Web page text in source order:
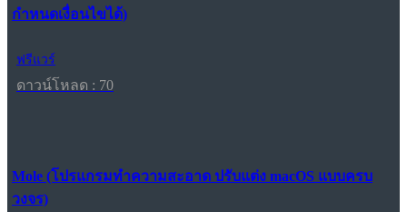
กำหนดเงื่อนไขได้)
ฟรีแวร์
ดาวน์โหลด : 70
Mole (โปรแกรมทำความสะอาด ปรับแต่ง macOS แบบครบ
วงจร)